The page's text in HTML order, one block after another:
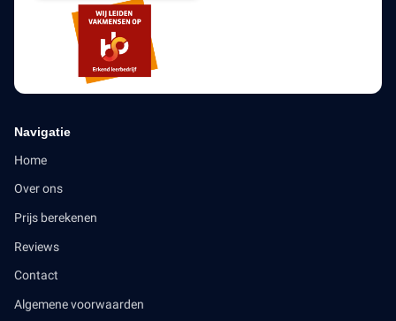
Navigatie
Home
Over ons
Prijs berekenen
Reviews
Contact
Algemene voorwaarden